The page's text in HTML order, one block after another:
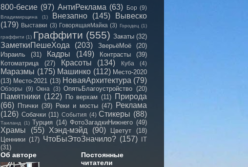
800-бесие (97) АнтиРеклама (63) Бор (9)
Владимирщина (1) Внезапно (145)
Вывеско
(179) Выставки (3) ГоворящаяМайка (3) Городец (1)
граффити (1) Граффити (555) Закаты (32)
ЗаметкиПешеХода (203) ЗверьёМоё
(20)
Израиль
(31) Кадры (149) Контрасты
(39)
Котоматрица
(27) Красоты (134) Куба (4)
Маразмы (175) Машинко (112) Место-2020
(13) Место-2021 (13) НоваяАрхитектура (79)
Обзоры (9) Окна (3) ОпятьБлагоустройство (20)
Памятники (122) По верхам (11) Природа
(66) Птички (39) Реки и мосты (47) Реклама
(126) Собачки (11) События (4) Стикеры (88)
Таиланд (1) Турция (14) ФотоЗагадкиНижнего (49)
Храмы (55) Хэнд-мэйд (90) Цветут
(18)
Ценники (17) ЧтоБыЭтоЗначило? (157)
IT
(31)
Об авторе
Постоянные
читатели